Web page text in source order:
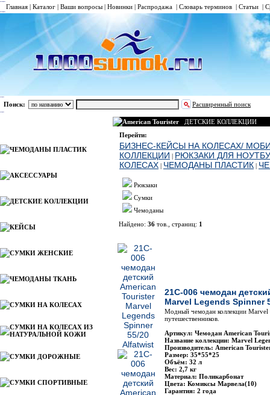
Главная | Каталог | Ваши вопросы | Новинки | Распродажа | Словарь терминов | Статьи |
Поиск: Расширенный поиск
ЧЕМОДАНЫ ПЛАСТИК
АКСЕССУАРЫ
ДЕТСКИЕ КОЛЛЕКЦИИ
КЕЙСЫ
СУМКИ ЖЕНСКИЕ
ЧЕМОДАНЫ ТКАНЬ
СУМКИ НА КОЛЕСАХ
СУМКИ НА КОЛЕСАХ ИЗ
НАТУРАЛЬНОЙ КОЖИ
СУМКИ ДОРОЖНЫЕ
СУМКИ СПОРТИВНЫЕ
American Tourister
ДЕТСКИЕ КОЛЛЕКЦИИ
Перейти:
БИЗНЕС-КЕЙСЫ НА КОЛЕСАХ/
КОЛЛЕКЦИИ | РЮКЗАКИ ДЛЯ
КОЛЕСАХ | ЧЕМОДАНЫ ПЛАСТИК |
Рюкзаки
Сумки
Чемоданы
Найдено: 36 тов., страниц: 1
21C-006 чемодан
Marvel Legends Spinner
Модный чемодан коллекции Marvel
путешественников.
Артикул: Чемодан American
Название коллекции: Marvel
Производитель: American
Размер: 35*55*25
Объём: 32 л
Вес: 2,7 кг
Материал: Поликарбонат
Цвета: Комиксы Марвела(10)
Гарантия: 2 года